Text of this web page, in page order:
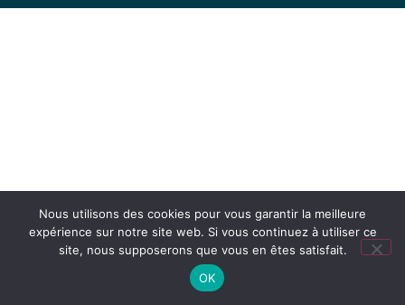
Nous utilisons des cookies pour vous garantir la meilleure
expérience sur notre site web. Si vous continuez à utiliser ce
site, nous supposerons que vous en êtes satisfait.
OK